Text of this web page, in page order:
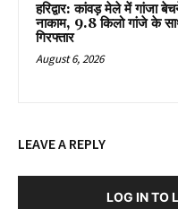
हरिद्वार: कांवड़ मेले में गांजा
नाकाम, 9.8 किलो गांजे के
गिरफ्तार
August 6, 2026
LEAVE A REPLY
LOG IN TO